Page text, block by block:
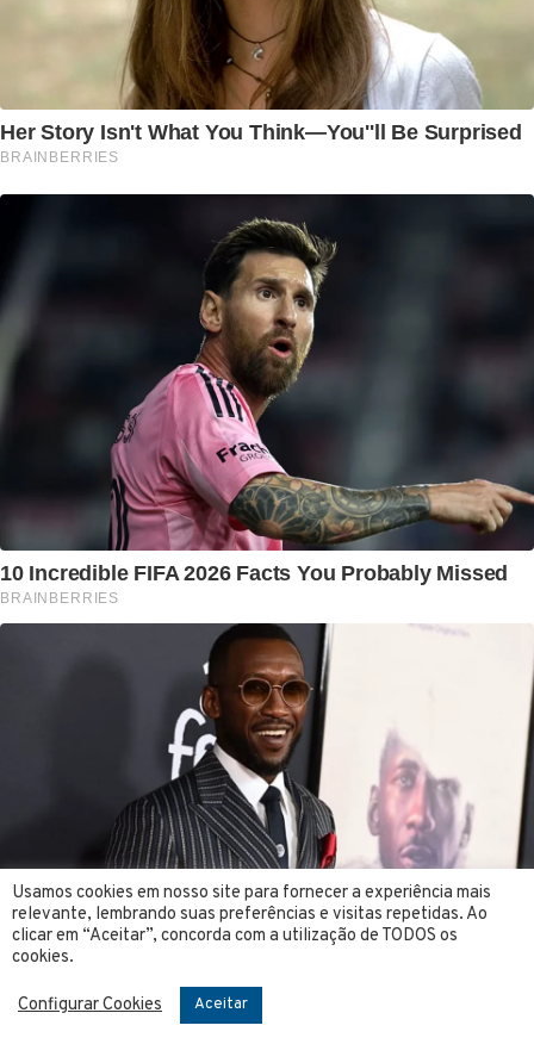
Usamos cookies em nosso site para fornecer a experiência mais
relevante, lembrando suas preferências e visitas repetidas. Ao
clicar em “Aceitar”, concorda com a utilização de TODOS os
cookies.
Configurar Cookies Aceitar